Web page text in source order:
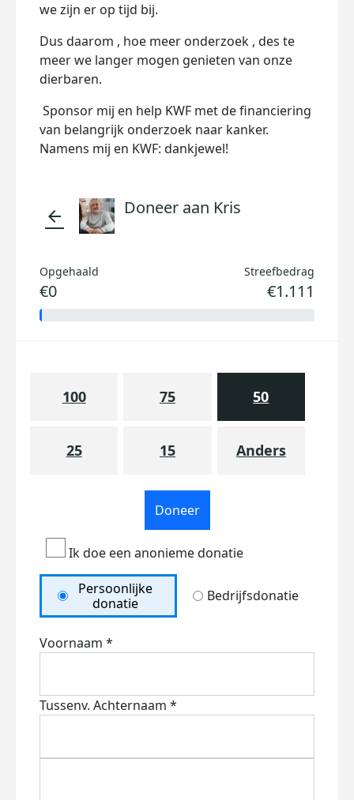
we zijn er op tijd bij.
Dus daarom , hoe meer onderzoek , des te
meer we langer mogen genieten van onze
dierbaren.
Sponsor mij en help KWF met de financiering
van belangrijk onderzoek naar kanker.
Namens mij en KWF: dankjewel!
arrow_back Doneer aan Kris
Opgehaald
€0
Streefbedrag
€1.111
100 75 50
25 15 Anders
Doneer
Ik doe een anonieme donatie
Persoonlijke
donatie
Bedrijfsdonatie
Voornaam *
Tussenv. Achternaam *